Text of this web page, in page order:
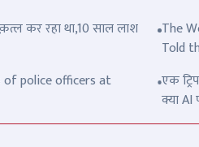
कर रहा था,10 साल लाश
The
Told
police officers at
एक
क्या